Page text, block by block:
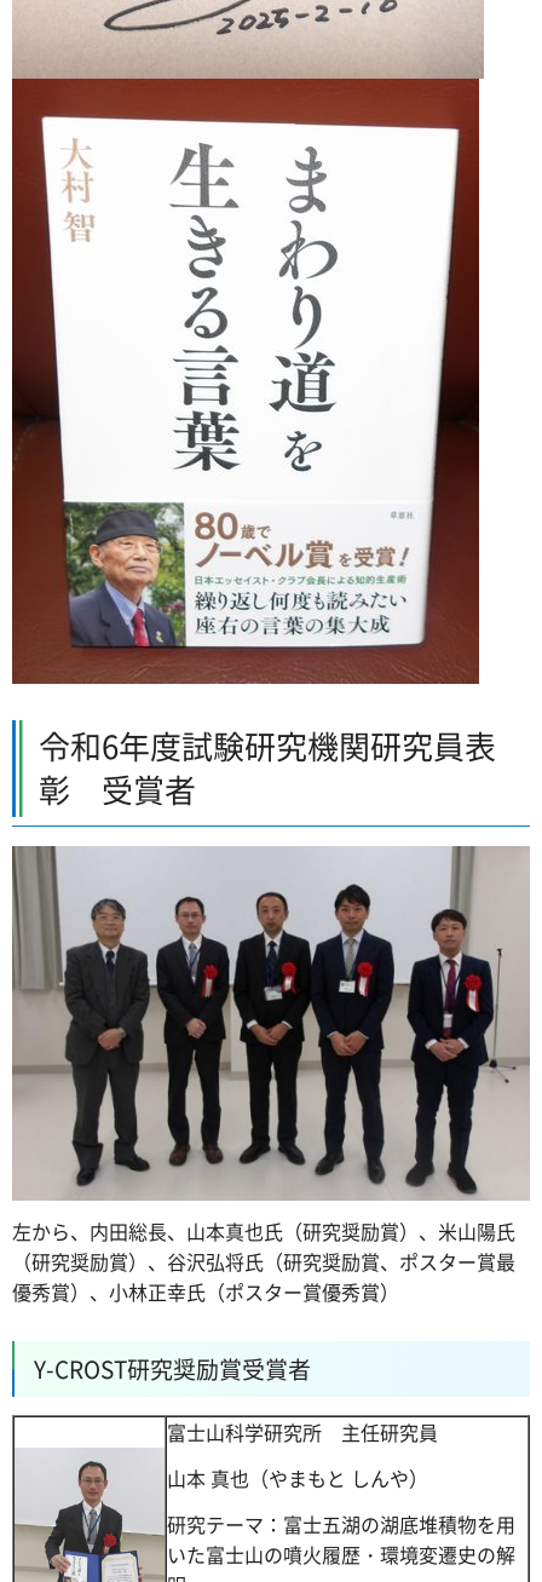
令和6年度試験研究機関研究員表
彰 受賞者
左から、内田総長、山本真也氏（研究奨励賞）、米山陽氏
（研究奨励賞）、谷沢弘将氏（研究奨励賞、ポスター賞最
優秀賞）、小林正幸氏（ポスター賞優秀賞）
Y-CROST研究奨励賞受賞者
富士山科学研究所 主任研究員
山本 真也（やまもと しんや）
研究テーマ：富士五湖の湖底堆積物を用
いた富士山の噴火履歴・環境変遷史の解